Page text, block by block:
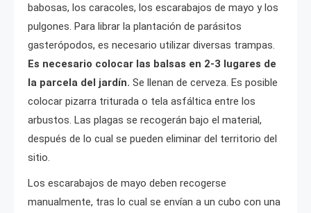
babosas, los caracoles, los escarabajos de mayo y los
pulgones. Para librar la plantación de parásitos
gasterópodos, es necesario utilizar diversas trampas.
Es necesario colocar las balsas en 2-3 lugares de
la parcela del jardín. Se llenan de cerveza. Es posible
colocar pizarra triturada o tela asfáltica entre los
arbustos. Las plagas se recogerán bajo el material,
después de lo cual se pueden eliminar del territorio del
sitio.
Los escarabajos de mayo deben recogerse
manualmente, tras lo cual se envían a un cubo con una